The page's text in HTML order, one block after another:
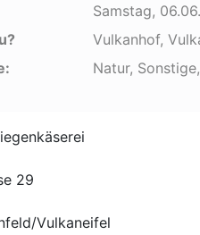
Samstag,
Vulkanhof,
Natur,
29
Vulkaneifel